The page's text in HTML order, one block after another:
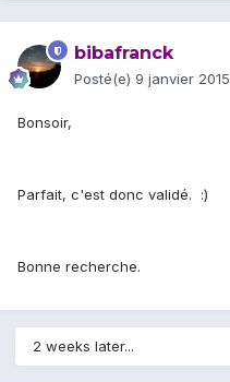
bibafranck
Posté(e) 9 janvier 2015
Bonsoir,
Parfait, c'est donc validé. :)
Bonne recherche.
2 weeks later...